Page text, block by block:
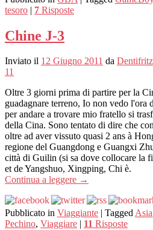
tesoro | 7 Risposte
Chine J-3
Inviato il 12 Giugno 2011 da Dentifritz
11
Oltre 3 giorni prima di partire per la
guadagnare terreno, Io non vedo l'ora
per andare a trovare mio fratello si
della Cina. Sono tentato di dire che
oltre ad aver vissuto quasi 2 ans à
regione del Guangdong e Guangxi
città di Guilin (si sa dove collocare la
et de Yangshuo, Xingping, Chi è.
Continua a leggere →
Pubblicato in Viaggiante TaggedAsia
Pechino, Viaggiare 11 Risposte